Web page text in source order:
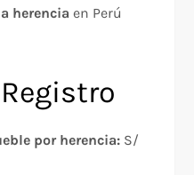
herencia en Perú
por herencia: S/